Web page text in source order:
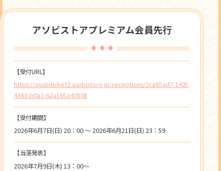
アソビストアプレミアム会員先行
【受付URL】
https://asobiticket2.asobistore.jp/receptions/2ca65ad7-142f-
4363-b0a1-62a165a40808
【受付期間】
2026年6月7日(日) 20：00 ～ 2026年6月21日(日) 23：59
【当落発表】
2026年7月9日(木) 13：00～